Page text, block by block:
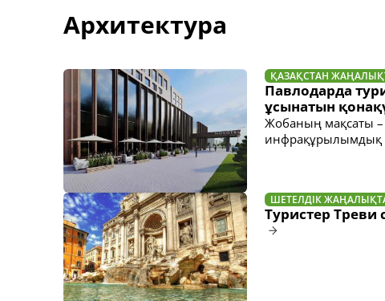
Архитектура
ҚАЗАҚСТАН
Павлодарда
ұсынатын
Жобаның мақсаты –
инфрақұрылымдық
ШЕТЕЛДІК
Туристер Треви